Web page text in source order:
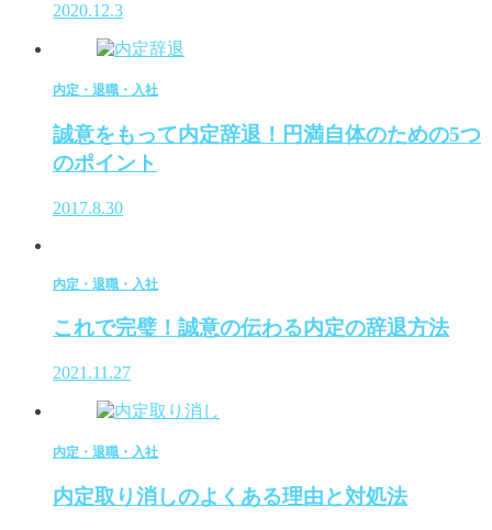
2020.12.3
内定・退職・入社
誠意をもって内定辞退！円満自体のための5つ
のポイント
2017.8.30
内定・退職・入社
これで完璧！誠意の伝わる内定の辞退方法
2021.11.27
内定・退職・入社
内定取り消しのよくある理由と対処法